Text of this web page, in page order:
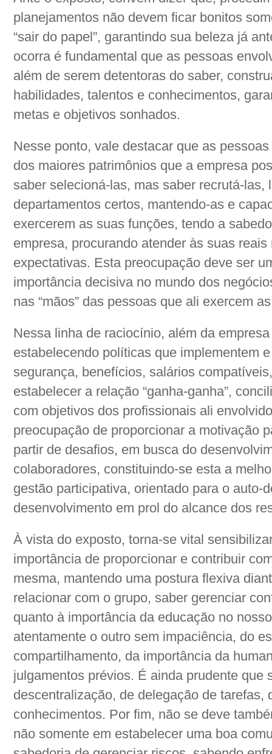
planejamentos não devem ficar bonitos
“sair do papel”, garantindo sua beleza já
ocorra é fundamental que as pessoas
além de serem detentoras do saber,
habilidades, talentos e conhecimentos,
metas e objetivos sonhados.
Nesse ponto, vale destacar que as
dos maiores patrimônios que a empresa
saber selecioná-las, mas saber recrutá-las,
departamentos certos, mantendo-as e
exercerem as suas funções, tendo a
empresa, procurando atender às suas
expectativas. Esta preocupação deve ser
importância decisiva no mundo dos
nas “mãos” das pessoas que ali exercem
Nessa linha de raciocínio, além da
estabelecendo políticas que implementem
segurança, benefícios, salários
estabelecer a relação “ganha-ganha”,
com objetivos dos profissionais ali
preocupação de proporcionar a motivação
partir de desafios, em busca do
colaboradores, constituindo-se esta a
gestão participativa, orientado para o auto-
desenvolvimento em prol do alcance dos
À vista do exposto, torna-se vital
importância de proporcionar e contribuir
mesma, mantendo uma postura flexiva
relacionar com o grupo, saber gerenciar
quanto à importância da educação no
atentamente o outro sem impaciência, do
compartilhamento, da importância da
julgamentos prévios. É ainda prudente que
descentralização, de delegação de tarefas,
conhecimentos. Por fim, não se deve
não somente em estabelecer uma boa